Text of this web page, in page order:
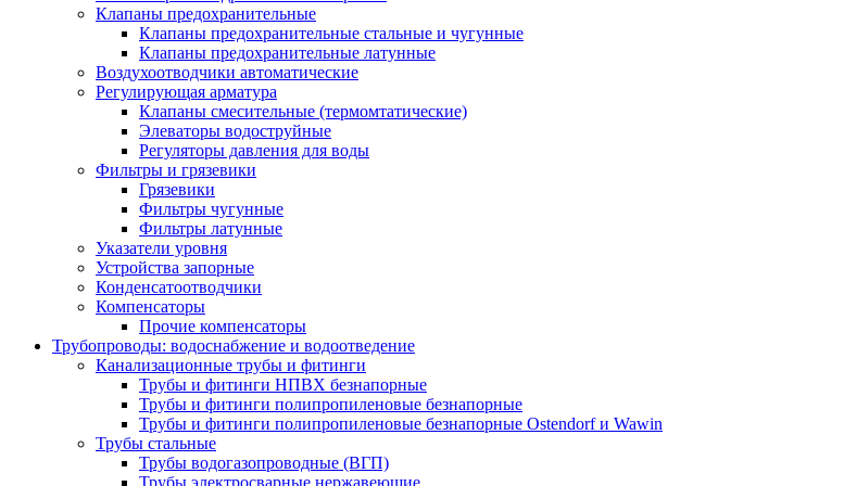
Клапаны предохранительные
Клапаны предохранительные стальные и чугунные
Клапаны предохранительные латунные
Воздухоотводчики автоматические
Регулирующая арматура
Клапаны смесительные (термомтатические)
Элеваторы водоструйные
Регуляторы давления для воды
Фильтры и грязевики
Грязевики
Фильтры чугунные
Фильтры латунные
Указатели уровня
Устройства запорные
Конденсатоотводчики
Компенсаторы
Прочие компенсаторы
Трубопроводы: водоснабжение и водоотведение
Канализационные трубы и фитинги
Трубы и фитинги НПВХ безнапорные
Трубы и фитинги полипропиленовые безнапорные
Трубы и фитинги полипропиленовые безнапорные Ostendorf и Wawin
Трубы стальные
Трубы водогазопроводные (ВГП)
Трубы электросварные нержавеющие